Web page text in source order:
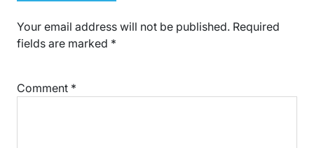
Your email address will not be published. Required
fields are marked *
Comment *